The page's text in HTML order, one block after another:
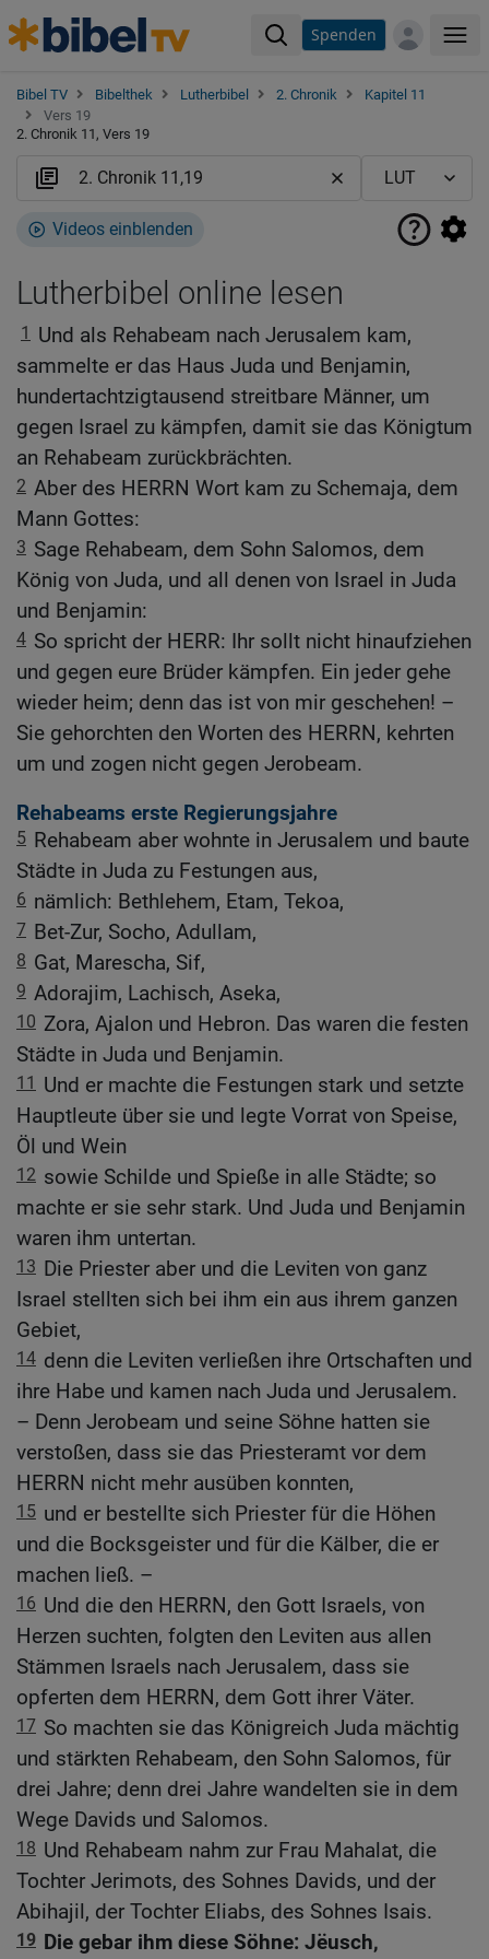
Spenden
Bibel TV Bibelthek Lutherbibel 2. Chronik
Kapitel 11
Vers 19
2. Chronik 11, Vers 19
Videos einblenden
Lutherbibel online lesen
1 Und als Rehabeam nach Jerusalem kam,
sammelte er das Haus Juda und Benjamin,
hundertachtzigtausend streitbare Männer, um
gegen Israel zu kämpfen, damit sie das Königtum
an Rehabeam zurückbrächten.
2 Aber des HERRN Wort kam zu Schemaja, dem
Mann Gottes:
3 Sage Rehabeam, dem Sohn Salomos, dem
König von Juda, und all denen von Israel in Juda
und Benjamin:
4 So spricht der HERR: Ihr sollt nicht hinaufziehen
und gegen eure Brüder kämpfen. Ein jeder gehe
wieder heim; denn das ist von mir geschehen! –
Sie gehorchten den Worten des HERRN, kehrten
um und zogen nicht gegen Jerobeam.
Rehabeams erste Regierungsjahre
5 Rehabeam aber wohnte in Jerusalem und baute
Städte in Juda zu Festungen aus,
6 nämlich: Bethlehem, Etam, Tekoa,
7 Bet-Zur, Socho, Adullam,
8 Gat, Marescha, Sif,
9 Adorajim, Lachisch, Aseka,
10 Zora, Ajalon und Hebron. Das waren die festen
Städte in Juda und Benjamin.
11
Und er machte die Festungen stark und setzte
Hauptleute über sie und legte Vorrat von Speise,
Öl und Wein
12 sowie Schilde und Spieße in alle Städte; so
machte er sie sehr stark. Und Juda und Benjamin
waren ihm untertan.
13 Die Priester aber und die Leviten von ganz
Israel stellten sich bei ihm ein aus ihrem ganzen
Gebiet,
14 denn die Leviten verließen ihre Ortschaften und
ihre Habe und kamen nach Juda und Jerusalem.
– Denn Jerobeam und seine Söhne hatten sie
verstoßen, dass sie das Priesteramt vor dem
HERRN nicht mehr ausüben konnten,
15 und er bestellte sich Priester für die Höhen
und die Bocksgeister und für die Kälber, die er
machen ließ. –
16 Und die den HERRN, den Gott Israels, von
Herzen suchten, folgten den Leviten aus allen
Stämmen Israels nach Jerusalem, dass sie
opferten dem HERRN, dem Gott ihrer Väter.
17 So machten sie das Königreich Juda mächtig
und stärkten Rehabeam, den Sohn Salomos, für
drei Jahre; denn drei Jahre wandelten sie in dem
Wege Davids und Salomos.
18 Und Rehabeam nahm zur Frau Mahalat, die
Tochter Jerimots, des Sohnes Davids, und der
Abihajil, der Tochter Eliabs, des Sohnes Isais.
19 Die gebar ihm diese Söhne: Jëusch,